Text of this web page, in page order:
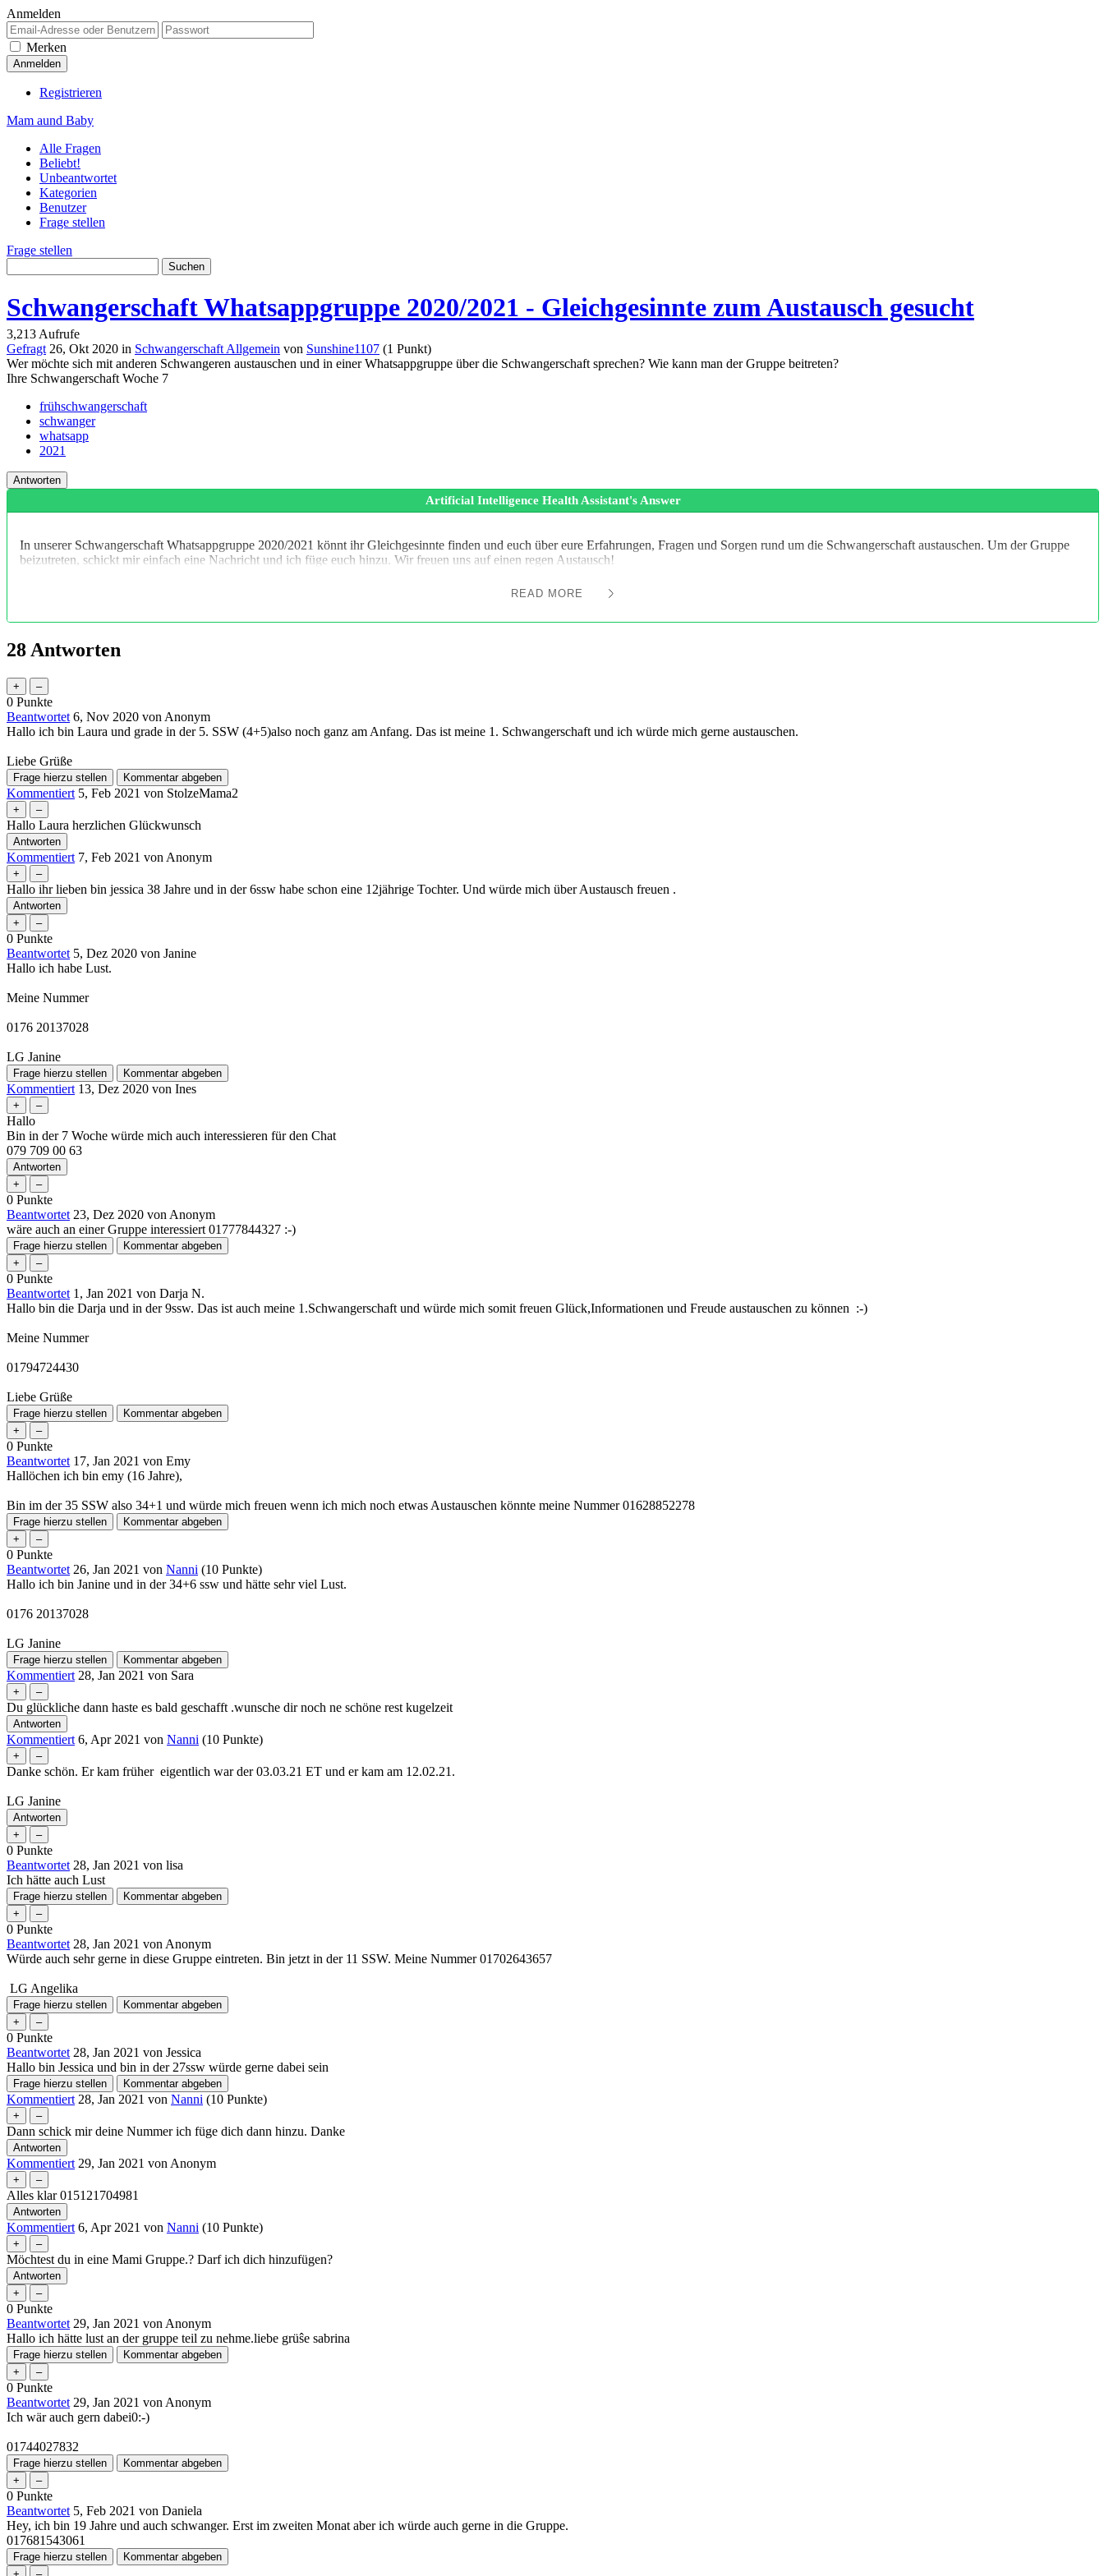
Anmelden
Merken
Registrieren
Mam aund Baby
Alle Fragen
Beliebt!
Unbeantwortet
Kategorien
Benutzer
Frage stellen
Frage stellen
Schwangerschaft Whatsappgruppe 2020/2021 - Gleichgesinnte zum Austausch gesucht
3,213Aufrufe
Gefragt 26, Okt 2020 in Schwangerschaft Allgemein von Sunshine1107 (1 Punkt)
Wer möchte sich mit anderen Schwangeren austauschen und in einer Whatsappgruppe über die Schwangerschaft sprechen? Wie kann man der Gruppe beitreten?
Ihre Schwangerschaft Woche 7
frühschwangerschaft
schwanger
whatsapp
2021
Artificial Intelligence Health Assistant's Answer
In unserer Schwangerschaft Whatsappgruppe 2020/2021 könnt ihr Gleichgesinnte finden und euch über eure Erfahrungen, Fragen und Sorgen rund um die Schwangerschaft austauschen. Um der Gruppe
beizutreten, schickt mir einfach eine Nachricht und ich füge euch hinzu. Wir freuen uns auf einen regen Austausch!
READ MORE
28Antworten
0 Punkte
Beantwortet 6, Nov 2020 von Anonym
Hallo ich bin Laura und grade in der 5. SSW (4+5)also noch ganz am Anfang. Das ist meine 1. Schwangerschaft und ich würde mich gerne austauschen.
Liebe Grüße
Kommentiert 5, Feb 2021 von StolzeMama2
Hallo Laura herzlichen Glückwunsch
Kommentiert 7, Feb 2021 von Anonym
Hallo ihr lieben bin jessica 38 Jahre und in der 6ssw habe schon eine 12jährige Tochter. Und würde mich über Austausch freuen .
0 Punkte
Beantwortet 5, Dez 2020 von Janine
Hallo ich habe Lust.
Meine Nummer
0176 20137028
LG Janine
Kommentiert 13, Dez 2020 von Ines
Hallo
Bin in der 7 Woche würde mich auch interessieren für den Chat
079 709 00 63
0 Punkte
Beantwortet 23, Dez 2020 von Anonym
wäre auch an einer Gruppe interessiert 01777844327 :-)
0 Punkte
Beantwortet 1, Jan 2021 von Darja N.
Hallo bin die Darja und in der 9ssw. Das ist auch meine 1.Schwangerschaft und würde mich somit freuen Glück,Informationen und Freude austauschen zu können :-)
Meine Nummer
01794724430
Liebe Grüße
0 Punkte
Beantwortet 17, Jan 2021 von Emy
Hallöchen ich bin emy (16 Jahre),
Bin im der 35 SSW also 34+1 und würde mich freuen wenn ich mich noch etwas Austauschen könnte meine Nummer 01628852278
0 Punkte
Beantwortet 26, Jan 2021 von Nanni (10 Punkte)
Hallo ich bin Janine und in der 34+6 ssw und hätte sehr viel Lust.
0176 20137028
LG Janine
Kommentiert 28, Jan 2021 von Sara
Du glückliche dann haste es bald geschafft .wunsche dir noch ne schöne rest kugelzeit
Kommentiert 6, Apr 2021 von Nanni (10 Punkte)
Danke schön. Er kam früher eigentlich war der 03.03.21 ET und er kam am 12.02.21.
LG Janine
0 Punkte
Beantwortet 28, Jan 2021 von lisa
Ich hätte auch Lust
0 Punkte
Beantwortet 28, Jan 2021 von Anonym
Würde auch sehr gerne in diese Gruppe eintreten. Bin jetzt in der 11 SSW. Meine Nummer 01702643657
LG Angelika
0 Punkte
Beantwortet 28, Jan 2021 von Jessica
Hallo bin Jessica und bin in der 27ssw würde gerne dabei sein
Kommentiert 28, Jan 2021 von Nanni (10 Punkte)
Dann schick mir deine Nummer ich füge dich dann hinzu. Danke
Kommentiert 29, Jan 2021 von Anonym
Alles klar 015121704981
Kommentiert 6, Apr 2021 von Nanni (10 Punkte)
Möchtest du in eine Mami Gruppe.? Darf ich dich hinzufügen?
0 Punkte
Beantwortet 29, Jan 2021 von Anonym
Hallo ich hätte lust an der gruppe teil zu nehme.liebe grüŝe sabrina
0 Punkte
Beantwortet 29, Jan 2021 von Anonym
Ich wär auch gern dabei0:-)
01744027832
0 Punkte
Beantwortet 5, Feb 2021 von Daniela
Hey, ich bin 19 Jahre und auch schwanger. Erst im zweiten Monat aber ich würde auch gerne in die Gruppe.
017681543061